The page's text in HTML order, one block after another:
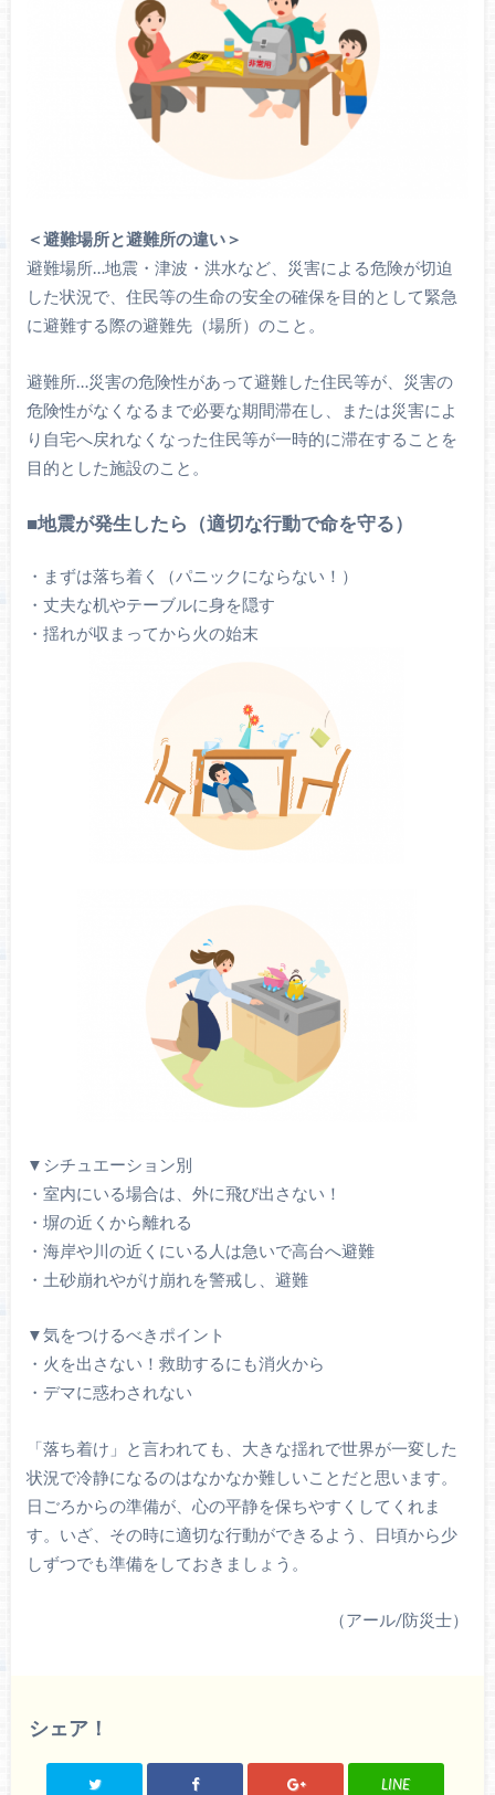
＜避難場所と避難所の違い＞
避難場所…地震・津波・洪水など、災害による危険が切迫
した状況で、住民等の生命の安全の確保を目的として緊急
に避難する際の避難先（場所）のこと。
避難所…災害の危険性があって避難した住民等が、災害の
危険性がなくなるまで必要な期間滞在し、または災害によ
り自宅へ戻れなくなった住民等が一時的に滞在することを
目的とした施設のこと。
■地震が発生したら（適切な行動で命を守る）
・まずは落ち着く（パニックにならない！）
・丈夫な机やテーブルに身を隠す
・揺れが収まってから火の始末
▼シチュエーション別
・室内にいる場合は、外に飛び出さない！
・塀の近くから離れる
・海岸や川の近くにいる人は急いで高台へ避難
・土砂崩れやがけ崩れを警戒し、避難
▼気をつけるべきポイント
・火を出さない！救助するにも消火から
・デマに惑わされない
「落ち着け」と言われても、大きな揺れで世界が一変した
状況で冷静になるのはなかなか難しいことだと思います。
日ごろからの準備が、心の平静を保ちやすくしてくれま
す。いざ、その時に適切な行動ができるよう、日頃から少
しずつでも準備をしておきましょう。
（アール/防災士）
シェア！
LINE